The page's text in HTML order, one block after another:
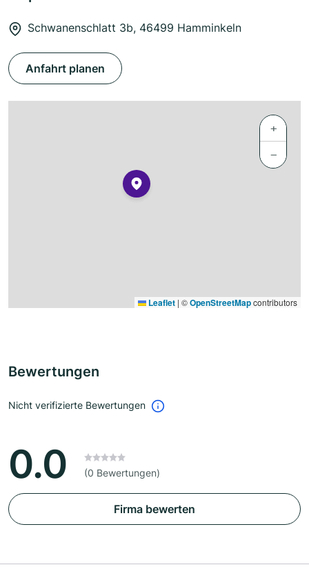
Schwanenschlatt 3b, 46499 Hamminkeln
Anfahrt planen
+
−
Leaflet | ©OpenStreetMapcontributors
Bewertungen
Nicht verifizierte Bewertungen
0.0 (0 Bewertungen)
Firma bewerten